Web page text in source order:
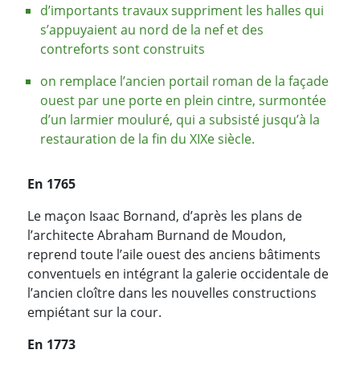
d’importants travaux suppriment les halles qui
s’appuyaient au nord de la nef et des
contreforts sont construits
on remplace l’ancien portail roman de la façade
ouest par une porte en plein cintre, surmontée
d’un larmier mouluré, qui a subsisté jusqu’à la
restauration de la fin du XIXe siècle.
En 1765
Le maçon Isaac Bornand, d’après les plans de
l’architecte Abraham Burnand de Moudon,
reprend toute l’aile ouest des anciens bâtiments
conventuels en intégrant la galerie occidentale de
l’ancien cloître dans les nouvelles constructions
empiétant sur la cour.
En 1773